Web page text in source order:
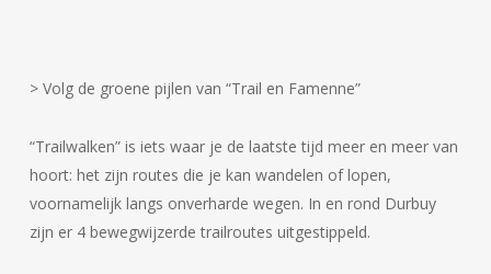
> Volg de groene pijlen van “Trail en Famenne”
“Trailwalken” is iets waar je de laatste tijd meer en meer van
hoort: het zijn routes die je kan wandelen of lopen,
voornamelijk langs onverharde wegen. In en rond Durbuy
zijn er 4 bewegwijzerde trailroutes uitgestippeld.